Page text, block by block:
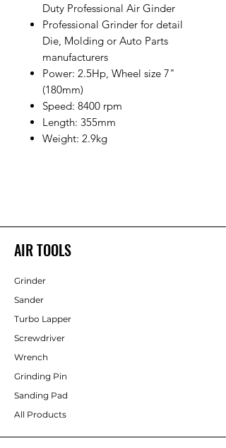
Duty Professional Air Ginder
Professional Grinder for detail
Die, Molding or Auto Parts
manufacturers
Power: 2.5Hp, Wheel size 7"
(180mm)
Speed: 8400 rpm
Length: 355mm
Weight: 2.9kg
AIR TOOLS
Grinder
Sander
Turbo Lapper
Screwdriver
Wrench
Grinding Pin
Sanding Pad
All Products